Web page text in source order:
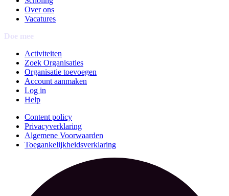
Over ons
Vacatures
Doe mee
Activiteiten
Zoek Organisaties
Organisatie toevoegen
Account aanmaken
Log in
Help
Content policy
Privacyverklaring
Algemene Voorwaarden
Toegankelijkheidsverklaring